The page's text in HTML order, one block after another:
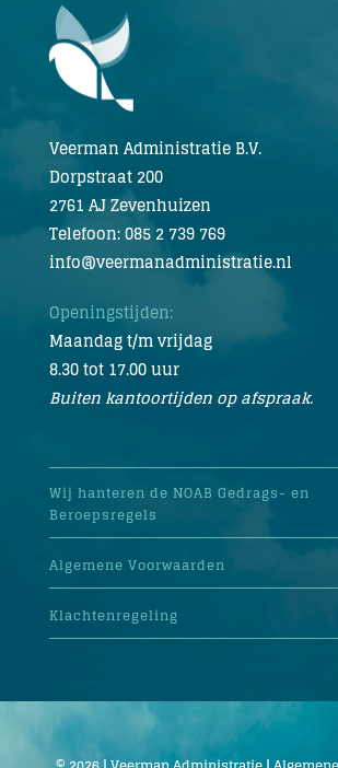
Veerman Administratie B.V.
Dorpstraat 200
2761 AJ Zevenhuizen
Telefoon: 085 2 739 769
info@veermanadministratie.nl
Openingstijden:
Maandag t/m vrijdag
8.30 tot 17.00 uur
Buiten kantoortijden op afspraak.
Wij hanteren de NOAB Gedrags- en
Beroepsregels
Algemene Voorwaarden
Klachtenregeling